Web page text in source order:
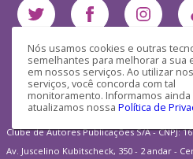
Nós usamos cookies e outras
semelhantes para melhorar a sua
em nossos serviços. Ao utilizar
serviços, você concorda com tal
monitoramento. Informamos ainda
atualizamos nossa Política de
Clube de Autores Publicações S/A - CNPJ:
Av. Juscelino Kubitscheck, 350 - 2 andar -